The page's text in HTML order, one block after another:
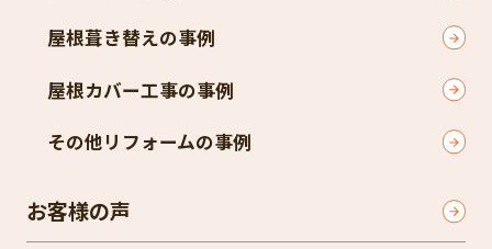
屋根葺き替えの事例
屋根カバー工事の事例
その他リフォームの事例
お客様の声